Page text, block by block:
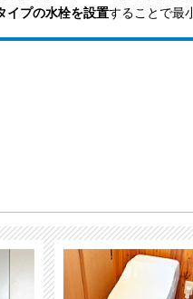
イプの水栓を設置することで最